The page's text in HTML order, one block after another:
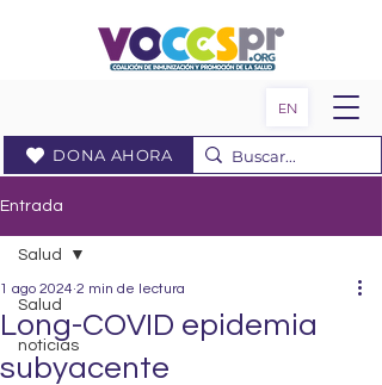
EN
DONA AHORA
Entrada
Salud
noticias
Salud
Long-COVID epidemia
subyacente
1 ago 2024 2 min de lectura